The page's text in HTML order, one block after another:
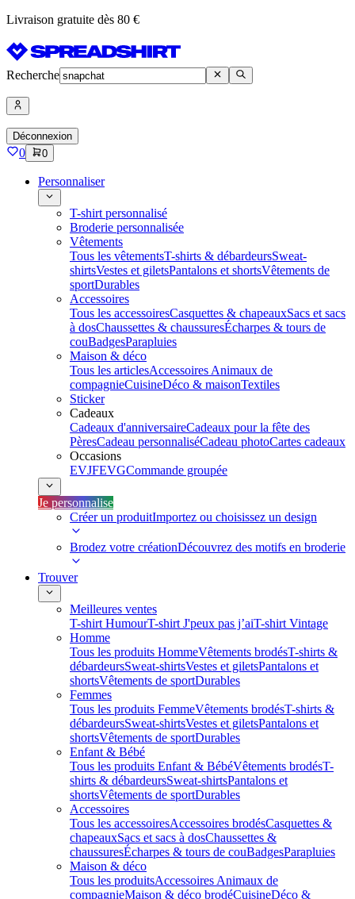
Livraison gratuite dès 80 €
Recherche
Déconnexion
0 0
Personnaliser
T-shirt personnalisé
Broderie personnalisée
Vêtements
Tous les vêtementsT-shirts & débardeursSweat-
shirtsVestes et giletsPantalons et shortsVêtements de
sportDurables
Accessoires
Tous les accessoiresCasquettes & chapeauxSacs et sacs
à dosChaussettes & chaussuresÉcharpes & tours de
couBadgesParapluies
Maison & déco
Tous les articlesAccessoires Animaux de
compagnieCuisineDéco & maisonTextiles
Sticker
Cadeaux
Cadeaux d'anniversaireCadeaux pour la fête des
PèresCadeau personnaliséCadeau photoCartes cadeaux
Occasions
EVJFEVGCommande groupée
Je personnalise
Créer un produitImportez ou choisissez un design
Brodez votre créationDécouvrez des motifs en broderie
Trouver
Meilleures ventes
T-shirt HumourT-shirt J'peux pas j’aiT-shirt Vintage
Homme
Tous les produits HommeVêtements brodésT-shirts &
débardeursSweat-shirtsVestes et giletsPantalons et
shortsVêtements de sportDurables
Femmes
Tous les produits FemmeVêtements brodésT-shirts &
débardeursSweat-shirtsVestes et giletsPantalons et
shortsVêtements de sportDurables
Enfant & Bébé
Tous les produits Enfant & BébéVêtements brodésT-
shirts & débardeursSweat-shirtsPantalons et
shortsVêtements de sportDurables
Accessoires
Tous les accessoiresAccessoires brodésCasquettes &
chapeauxSacs et sacs à dosChaussettes &
chaussuresÉcharpes & tours de couBadgesParapluies
Maison & déco
Tous les produitsAccessoires Animaux de
compagnieMaison & déco brodéCuisineDéco &